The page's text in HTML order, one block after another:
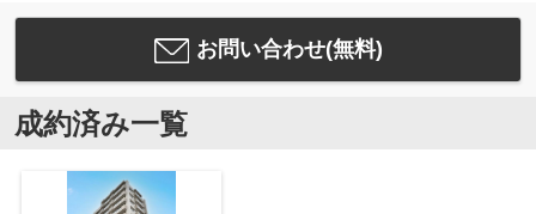
お問い合わせ(無料)
成約済み一覧